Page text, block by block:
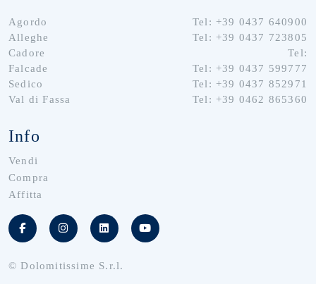
Agordo
Tel: +39 0437 640900
Alleghe
Tel: +39 0437 723805
Cadore
Tel:
Falcade
Tel: +39 0437 599777
Sedico
Tel: +39 0437 852971
Val di Fassa
Tel: +39 0462 865360
Info
Vendi
Compra
Affitta
© Dolomitissime S.r.l.